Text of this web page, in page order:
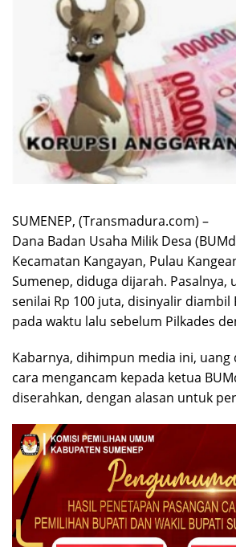
SUMENEP, (Transmadura.com) –
Dana Badan Usaha Milik Desa
Kecamatan Kangayan, Pulau
Sumenep, diduga dijarah. Pasalnya,
senilai Rp 100 juta, disinyalir diambil
pada waktu lalu sebelum Pilkades
Kabarnya, dihimpun media ini, uang
cara mengancam kepada ketua
diserahkan, dengan alasan untuk